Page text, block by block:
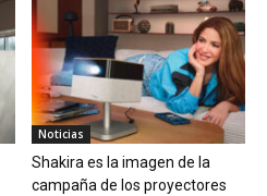
Noticias
Shakira es la imagen de la
campaña de los proyectores